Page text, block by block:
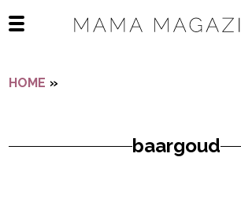
Open het mobiele menu
HOME »
baargoud